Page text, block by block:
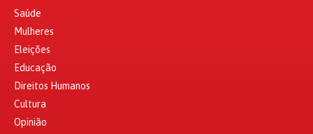
Saúde
Mulheres
Eleições
Educação
Direitos Humanos
Cultura
Opinião